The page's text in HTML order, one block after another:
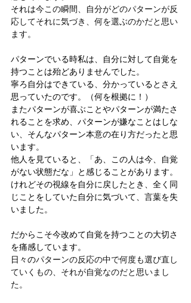
それは今この瞬間、自分がどのパターンが反
応してそれに気づき、何を選ぶのかだと思い
ます。
パターンでいる時私は、自分に対して自覚を
持つことは殆どありませんでした。
寧ろ自分はできている、分かっているとさえ
思っていたのです。（何を根拠に！）
またパターンが喜ぶことやパターンが満たさ
れることを求め、パターンが嫌なことはしな
い、そんなパターン本意の在り方だったと思
います。
他人を見ていると、「あ、この人は今、自覚
がない状態だな」と感じることがあります。
けれどその視線を自分に戻したとき、全く同
じことをしていた自分に気づいて、言葉を失
いました。
だからこそ今改めて自覚を持つことの大切さ
を痛感しています。
日々のパターンの反応の中で何度も選び直し
ていくもの、それが自覚なのだと思いまし
た。